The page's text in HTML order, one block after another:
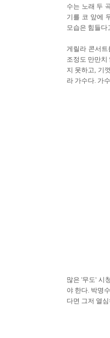
수는 노래 두
기를 코 앞에
모습은 힘들다
게릴라 콘서트
조정도 만만치
지 못하고, 기
라 가수다. 가
많은 '무도' 시
야 한다. 박명
다면 그저 열